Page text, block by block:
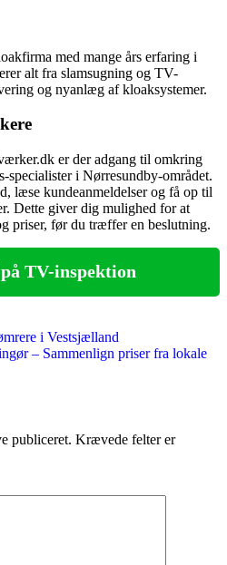
med mange års erfaring i
alt fra slamsugning og TV-
og nyanlæg af kloaksystemer.
er der adgang til omkring
i Nørresundby-området.
læse kundeanmeldelser og få op til
Dette giver dig mulighed for at
priser, før du træffer en beslutning.
TV-inspektion
i Vestsjælland
– Sammenlign priser fra lokale
publiceret. Krævede felter er